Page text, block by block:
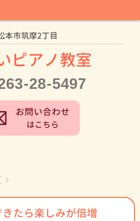
本市筑摩2丁目
ピアノ教室
-28-5497
お問い合わせ
はこちら
たら楽しみが倍増